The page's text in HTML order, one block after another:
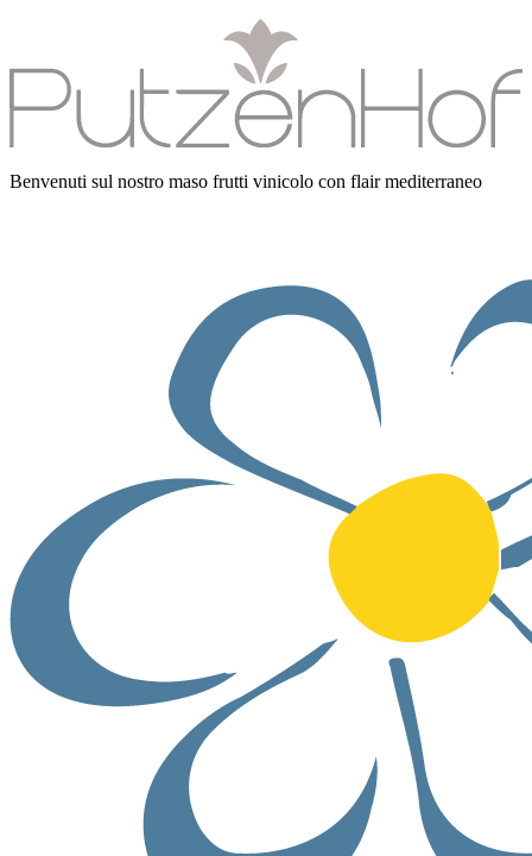
Benvenuti sul nostro maso frutti vinicolo con flair mediterraneo